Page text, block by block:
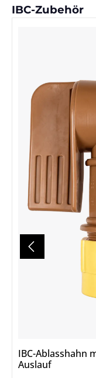
Produktgalerie
IBC-Zubehör
IBC-Ablasshahn
Auslauf